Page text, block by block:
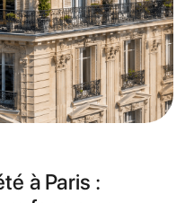
à Paris :